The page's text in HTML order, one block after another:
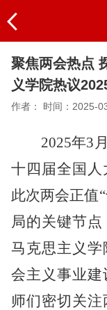
聚焦两会热点
义学院热议
作者： 时间：2025-
2025年3
十四届全国人
此次两会正值
局的关键节点
马克思主义
会主义事业
师们密切关